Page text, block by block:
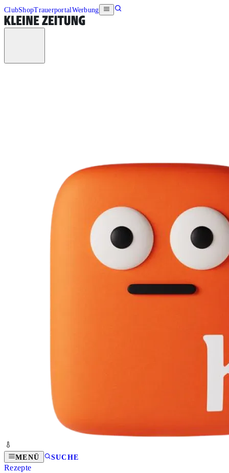
ClubShopTrauerportalWerbung
MENÜ SUCHE
Rezepte